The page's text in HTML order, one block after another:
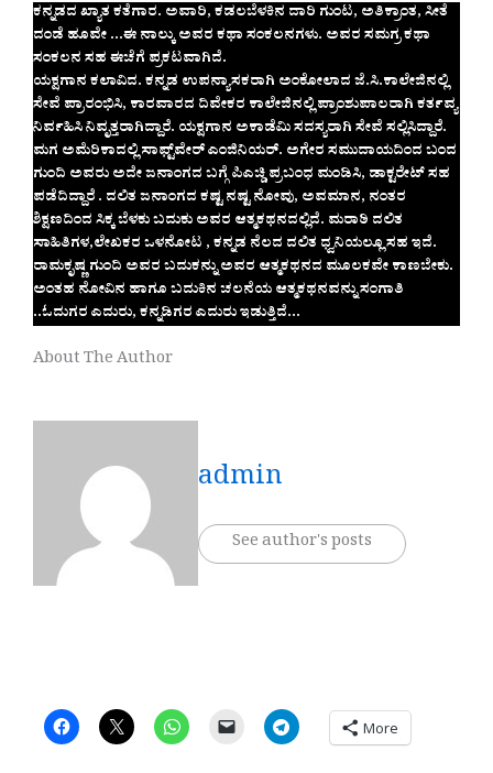
ಕನ್ನಡದ ಖ್ಯಾತ ಕತೆಗಾರ. ಅವಾರಿ, ಕಡಲಬೆಳಕಿನ ದಾರಿ ಗುಂಟ, ಅತಿಕ್ರಾಂತ, ಸೀತೆ
ದಂಡೆ ಹೂವೇ …ಈ ನಾಲ್ಕು ಅವರ ಕಥಾ ಸಂಕಲನಗಳು. ಅವರ ಸಮಗ್ರ ಕಥಾ
ಸಂಕಲನ ಸಹ ಈಚೆಗೆ ಪ್ರಕಟವಾಗಿದೆ.‌
ಯಕ್ಷಗಾನ ಕಲಾವಿದ.‌ ಕನ್ನಡ ಉಪನ್ಯಾಸಕರಾಗಿ ಅಂಕೋಲಾದ ಜೆ.ಸಿ.ಕಾಲೇಜಿನಲ್ಲಿ
ಸೇವೆ ಪ್ರಾರಂಭಿಸಿ, ಕಾರವಾರದ ದಿವೇಕರ ಕಾಲೇಜಿನಲ್ಲಿ ಪ್ರಾಂಶುಪಾಲರಾಗಿ ಕರ್ತವ್ಯ
ನಿರ್ವಹಿಸಿ ನಿವೃತ್ತರಾಗಿದ್ದಾರೆ. ಯಕ್ಷಗಾನ ಅಕಾಡೆಮಿ ಸದಸ್ಯರಾಗಿ ಸೇವೆ ಸಲ್ಲಿಸಿದ್ದಾರೆ.
ಮಗ ಅಮೆರಿಕಾದಲ್ಲಿ ಸಾಫ್ಟ್‌ವೇರ್ ಎಂಜಿನಿಯರ್. ಅಗೇರ ಸಮುದಾಯದಿಂದ ಬಂದ
ಗುಂದಿ ಅವರು ಅದೇ ಜನಾಂಗದ ಬಗ್ಗೆ ಪಿಎಚ್ಡಿ ಪ್ರಬಂಧ ಮಂಡಿಸಿ, ಡಾಕ್ಟರೇಟ್ ಸಹ
ಪಡೆದಿದ್ದಾರೆ‌ . ದಲಿತ ಜನಾಂಗದ ಕಷ್ಟ ನಷ್ಟ ನೋವು, ಅವಮಾನ, ನಂತರ
ಶಿಕ್ಷಣದಿಂದ ಸಿಕ್ಕ ಬೆಳಕು ಬದುಕು ಅವರ ಆತ್ಮಕಥನದಲ್ಲಿದೆ. ಮರಾಠಿ ದಲಿತ
ಸಾಹಿತಿಗಳ,‌ಲೇಖಕರ ಒಳನೋಟ , ಕನ್ನಡ ನೆಲದ ದಲಿತ ಧ್ವನಿಯಲ್ಲೂ ಸಹ ಇದೆ.‌
ರಾಮಕೃಷ್ಣ ಗುಂದಿ ಅವರ ಬದುಕನ್ನು ಅವರ ಆತ್ಮಕಥನದ ಮೂಲಕವೇ ಕಾಣಬೇಕು.
ಅಂತಹ ನೋವಿನ ಹಾಗೂ ಬದುಕಿನ‌ ಚಲನೆಯ ಆತ್ಮಕಥನವನ್ನು ಸಂಗಾತಿ
..ಓದುಗರ ಎದುರು, ‌ಕನ್ನಡಿಗರ ಎದುರು ಇಡುತ್ತಿದೆ…
About The Author
admin
See author's posts
More